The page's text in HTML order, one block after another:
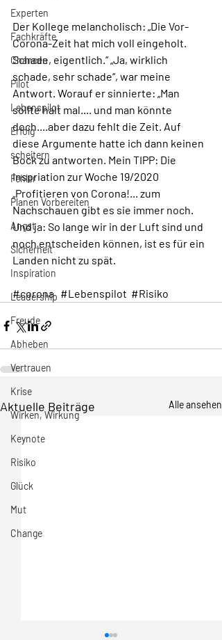
Experten
Fachkräfte
Chancen
Pilot
Lebenspilot
Erfolg
scheitern
Fehler
Planen Vorbereiten
Angst
Sicherheit
Inspiration
Leadership
Freude
Abheben
Vertrauen
Krise
Wirken, Wirkung
Keynote
Risiko
Glück
Mut
Change
Der Kollege melancholisch: „Die Vor-
Corona-Zeit hat mich voll eingeholt.
Schade, eigentlich.“ „Ja, wirklich
schade, sehr schade“, war meine
Antwort. Worauf er sinnierte: „Man
sollte halt mal.... und man könnte
doch....aber dazu fehlt die Zeit. Auf
diese Argumente hatte ich dann keinen
Bock zu antworten. Mein TIPP: Die
Inspriation zur Woche 19/2020
„Profitieren von Corona!... zum
Nachschauen gibt es sie immer noch.
Und ja: So lange wir in der Luft sind und
noch entscheiden können, ist es für ein
Landen nicht zu spät.
#corona #Lebenspilot #Risiko
Aktuelle Beiträge Alle ansehen